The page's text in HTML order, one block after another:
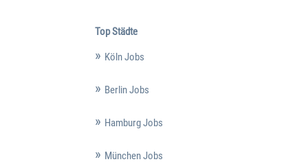
Top Städte
Köln Jobs
Berlin Jobs
Hamburg Jobs
München Jobs